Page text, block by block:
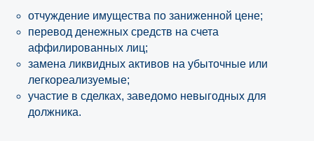
отчуждение имущества по заниженной цене;
перевод денежных средств на счета
аффилированных лиц;
замена ликвидных активов на убыточные или
легкореализуемые;
участие в сделках, заведомо невыгодных для
должника.